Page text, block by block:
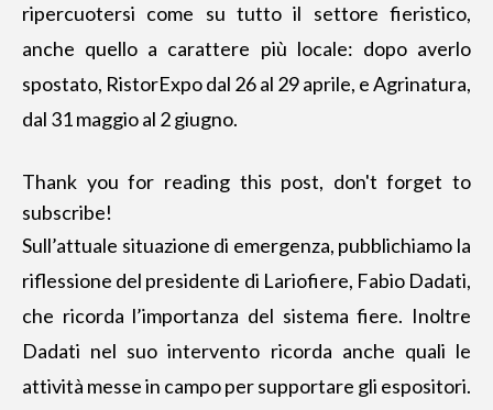
ripercuotersi come su tutto il settore fieristico,
anche quello a carattere più locale: dopo averlo
spostato, RistorExpo dal 26 al 29 aprile, e Agrinatura,
dal 31 maggio al 2 giugno.
Thank you for reading this post, don't forget to
subscribe!
Sull’attuale situazione di emergenza, pubblichiamo la
riflessione del presidente di Lariofiere, Fabio Dadati,
che ricorda l’importanza del sistema fiere. Inoltre
Dadati nel suo intervento ricorda anche quali le
attività messe in campo per supportare gli espositori.